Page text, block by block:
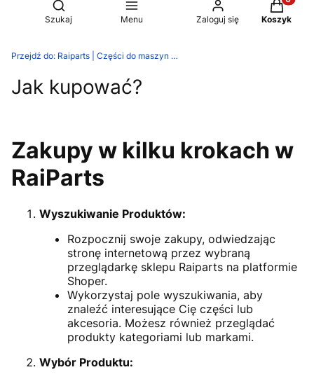
Otwórz wyszukiwarkę
Szukaj Menu Zaloguj się Koszyk
Przejdź do: Raiparts | Części do maszyn rolniczych
Jak kupować?
Zakupy w kilku krokach w
RaiParts
Wyszukiwanie Produktów:
Rozpocznij swoje zakupy, odwiedzając
stronę internetową przez wybraną
przeglądarkę sklepu Raiparts na platformie
Shoper.
Wykorzystaj pole wyszukiwania, aby
znaleźć interesujące Cię części lub
akcesoria. Możesz również przeglądać
produkty kategoriami lub markami.
Wybór Produktu: